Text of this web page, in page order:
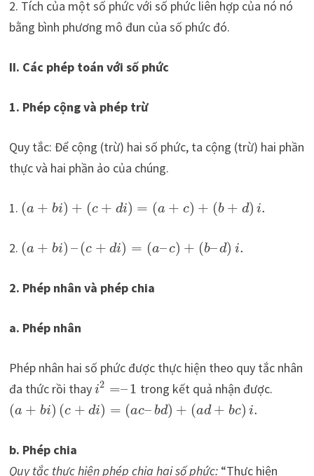
2. Tích của một số phức với số phức liên hợp của nó nó
bằng bình phương mô đun của số phức đó.
II. Các phép toán với số phức
1. Phép cộng và phép trừ
Quy tắc: Để cộng (trừ) hai số phức, ta cộng (trừ) hai phần
thực và hai phần ảo của chúng.
1. (a + bi) + (c + di) = (a + c) + (b + d) i.
2. (a + bi) – (c + di) = (a–c) + (b–d) i.
2. Phép nhân và phép chia
a. Phép nhân
Phép nhân hai số phức được thực hiện theo quy tắc nhân
đa thức rồi thay i2 =–1 trong kết quả nhận được.
(a + bi) (c + di) = (ac– bd) + (ad + bc) i.
b. Phép chia
Quy tắc thực hiện phép chia hai số phức: “Thực hiện